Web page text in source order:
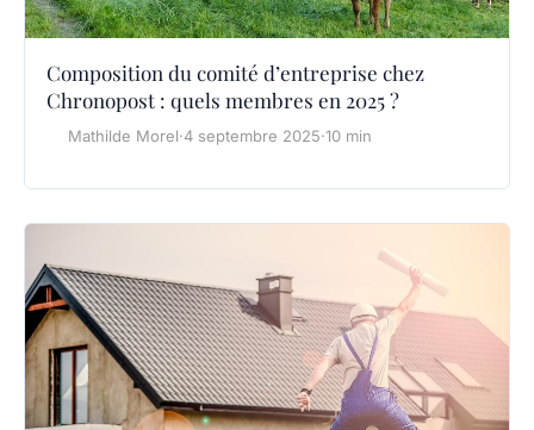
Composition du comité d’entreprise chez
Chronopost : quels membres en 2025 ?
Mathilde Morel·4 septembre 2025·10 min